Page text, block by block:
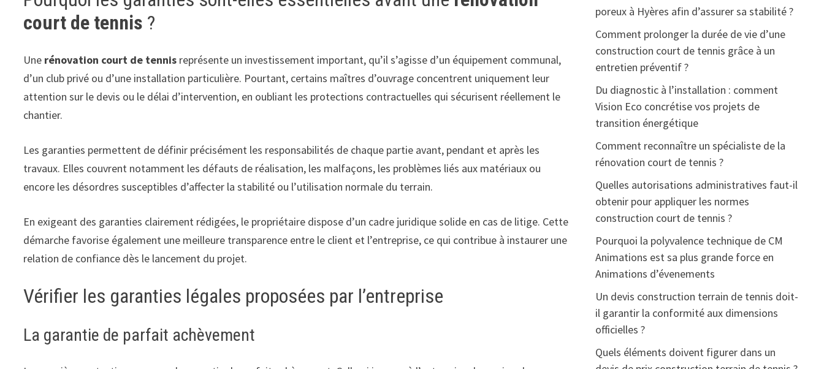
court de tennis ?
Une rénovation court de tennis représente un investissement important, qu’il s’agisse d’un équipement communal,
d’un club privé ou d’une installation particulière. Pourtant, certains maîtres d’ouvrage concentrent uniquement leur
attention sur le devis ou le délai d’intervention, en oubliant les protections contractuelles qui sécurisent réellement le
chantier.
Les garanties permettent de définir précisément les responsabilités de chaque partie avant, pendant et après les
travaux. Elles couvrent notamment les défauts de réalisation, les malfaçons, les problèmes liés aux matériaux ou
encore les désordres susceptibles d’affecter la stabilité ou l’utilisation normale du terrain.
En exigeant des garanties clairement rédigées, le propriétaire dispose d’un cadre juridique solide en cas de litige. Cette
démarche favorise également une meilleure transparence entre le client et l’entreprise, ce qui contribue à instaurer une
relation de confiance dès le lancement du projet.
Vérifier les garanties légales proposées par l’entreprise
La garantie de parfait achèvement
poreux à Hyères afin d’assurer sa stabilité ?
Comment prolonger la durée de vie d’une
construction court de tennis grâce à un
entretien préventif ?
Du diagnostic à l’installation : comment
Vision Eco concrétise vos projets de
transition énergétique
Comment reconnaître un spécialiste de la
rénovation court de tennis ?
Quelles autorisations administratives faut-il
obtenir pour appliquer les normes
construction court de tennis ?
Pourquoi la polyvalence technique de CM
Animations est sa plus grande force en
Animations d’évenements
Un devis construction terrain de tennis doit-
il garantir la conformité aux dimensions
officielles ?
Quels éléments doivent figurer dans un